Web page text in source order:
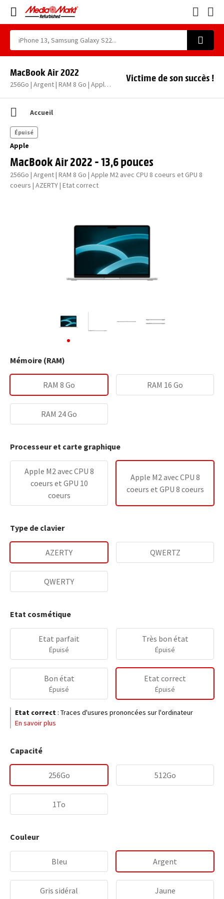
MacBook Air 2022
256Go | Argent | RAM 8 Go | Apple M2 avec CPU 8 coeurs et GPU 8 coeurs | AZERTY | Etat correct
Victime de son succès !
Accueil
Apple
MacBook Air 2022 - 13,6 pouces
256Go | Argent | RAM 8 Go | Apple M2 avec CPU 8 coeurs et GPU 8
coeurs | AZERTY | Etat correct
Épuisé
Mémoire (RAM)
RAM 8 Go RAM 16 Go
RAM 24 Go
Processeur et carte graphique
Apple M2 avec CPU 8
coeurs et GPU 10
coeurs
Apple M2 avec CPU 8
coeurs et GPU 8 coeurs
Type de clavier
AZERTY QWERTZ
QWERTY
Etat cosmétique
Etat parfait
Épuisé
Très bon état
Épuisé
Bon état
Épuisé
Etat correct
Épuisé
Etat correct : Traces d'usures prononcées sur l'ordinateur
En savoir plus
Capacité
256Go 512Go
1To
Couleur
Bleu Argent
Gris sidéral Jaune